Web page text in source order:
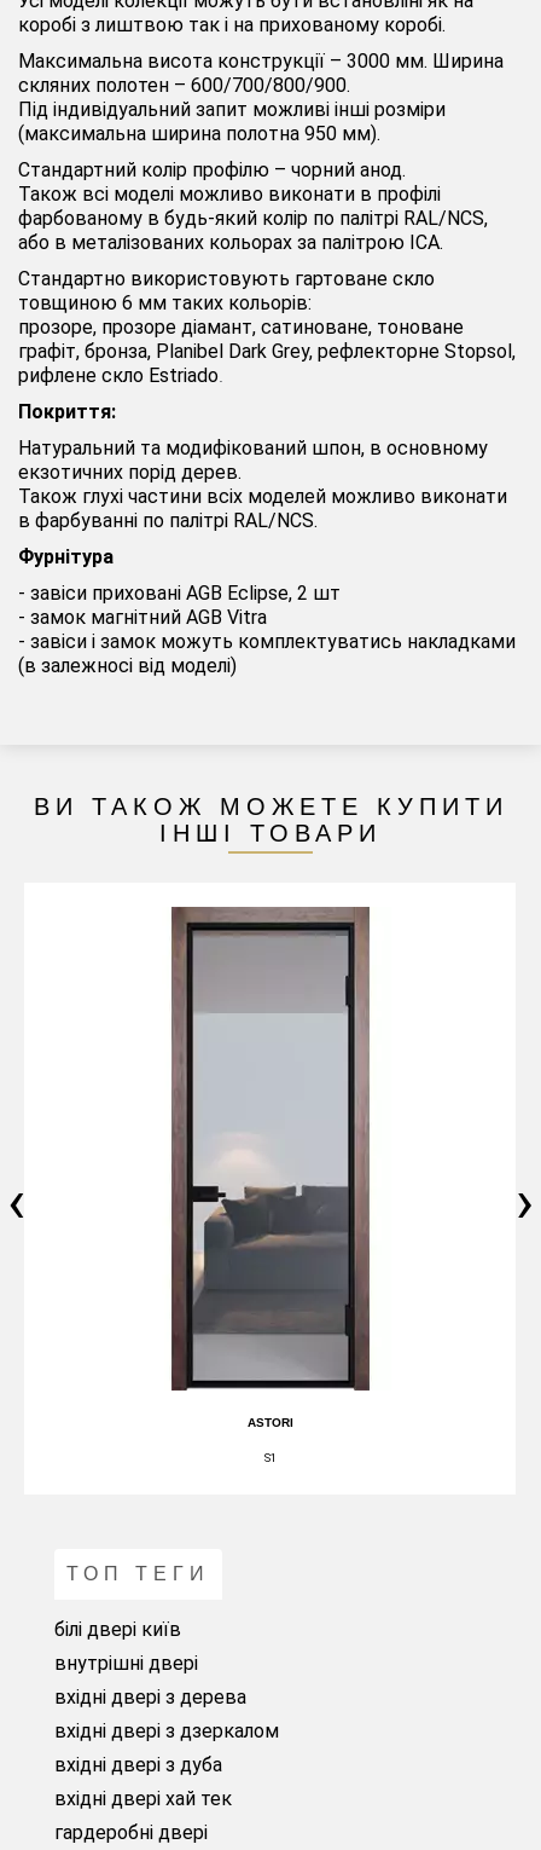
коробі з лиштвою так і на прихованому коробі.
Максимальна висота конструкції – 3000 мм. Ширина
скляних полотен – 600/700/800/900.
Під індивідуальний запит можливі інші розміри
(максимальна ширина полотна 950 мм).
Стандартний колір профілю – чорний анод.
Також всі моделі можливо виконати в профілі
фарбованому в будь-який колір по палітрі RAL/NCS,
або в металізованих кольорах за палітрою IСА.
Стандартно використовують гартоване скло
товщиною 6 мм таких кольорів:
прозоре, прозоре діамант, сатиноване, тоноване
графіт, бронза, Planibel Dark Grey, рефлекторне Stopsol,
рифлене скло Estriado
Покриття:
Натуральний та модифікований шпон, в основному
екзотичних порід дерев.
Також глухі частини всіх моделей можливо виконати
в фарбуванні по палітрі RAL/NCS.
Фурнітура
- завіси приховані AGB Eclipse, 2 шт
- замок магнітний AGB Vitra
- завіси і замок можуть комплектуватись накладками
(в залежносі від моделі)
ВИ ТАКОЖ МОЖЕТЕ КУПИТИ
ІНШІ ТОВАРИ
ASTORI
S1
‹ ›
ТОП ТЕГИ
білі двері київ
внутрішні двері
вхідні двері з дерева
вхідні двері з дзеркалом
вхідні двері з дуба
вхідні двері хай тек
гардеробні двері